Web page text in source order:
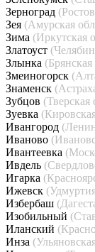
Зерноград
Зея (Амурская
Зима (Иркутская
Златоуст
Злынка (Брянская
Змеиногорск
Знаменск
Зубцов (Тверская
Зуевка
Ивангород
Иваново
Ивантеевка
Ивдель
Игарка
Ижевск
Избербаш
Изобильный
Иланский
Инза